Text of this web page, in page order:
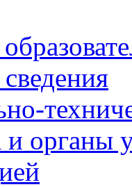
и органы